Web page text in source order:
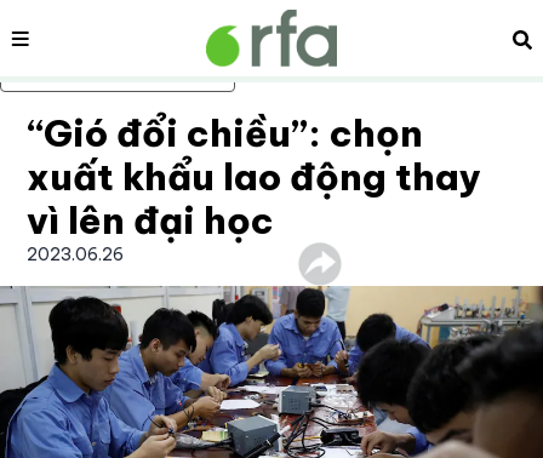
Bỏ qua nội dung chính
Nội dung
“Gió đổi chiều”: chọn
xuất khẩu lao động thay
vì lên đại học
2023.06.26